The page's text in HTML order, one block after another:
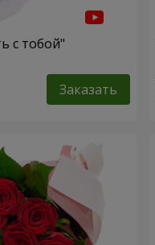
с тобой"
Заказать